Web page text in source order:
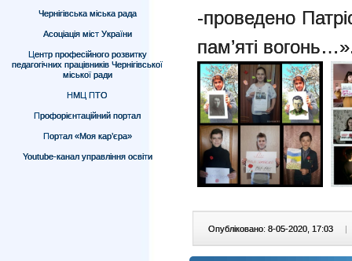
Чернігівська міська рада
Асоціація міст України
Центр професійного розвитку
педагогічних працівників Чернігівської
міської ради
НМЦ ПТО
Профорієнтаційний портал
Портал «Моя кар’єра»
Youtube-канал управління освіти
-проведено
пам’яті
Опубліковано: 8-05-2020, 17:03 |